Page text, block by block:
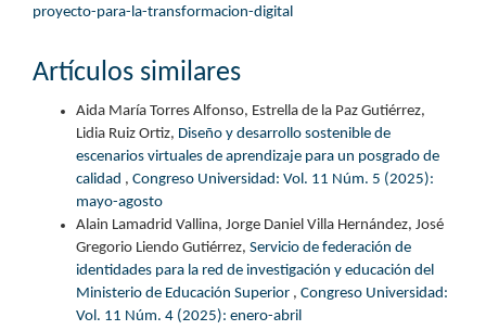
proyecto-para-la-transformacion-digital
Artículos similares
Aida María Torres Alfonso, Estrella de la Paz Gutiérrez,
Lidia Ruiz Ortiz, Diseño y desarrollo sostenible de
escenarios virtuales de aprendizaje para un posgrado de
calidad , Congreso Universidad: Vol. 11 Núm. 5 (2025):
mayo-agosto
Alain Lamadrid Vallina, Jorge Daniel Villa Hernández, José
Gregorio Liendo Gutiérrez, Servicio de federación de
identidades para la red de investigación y educación del
Ministerio de Educación Superior , Congreso Universidad:
Vol. 11 Núm. 4 (2025): enero-abril